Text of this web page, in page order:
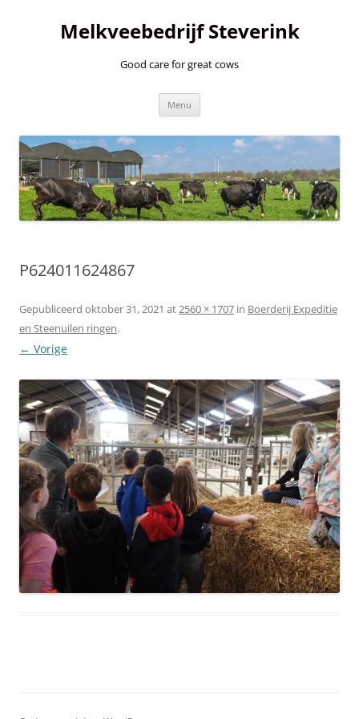
Melkveebedrijf Steverink
Good care for great cows
Menu
P624011624867
Gepubliceerd oktober 31, 2021 at2560 × 1707 in Boerderij Expeditie
en Steenuilen ringen.
← Vorige